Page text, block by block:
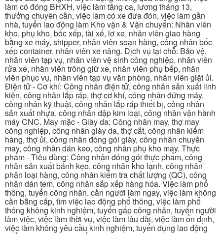
làm có đóng BHXH, việc làm tăng ca, lương tháng 13,
thưởng chuyên cần, việc làm có xe đưa đón, việc làm gần
nhà, tuyển lao động làm Kho vận & Vận chuyển: Nhân viên
kho, phụ kho, bốc xếp, tài xế, lơ xe, nhân viên giao hàng
bằng xe máy, shipper, nhân viên soạn hàng, công nhân bốc
xếp container, nhân viên xe nâng. Dịch vụ tại chỗ: Bảo vệ,
nhân viên tạp vụ, nhân viên vệ sinh công nghiệp, nhân viên
rửa xe, nhân viên trông giữ xe, nhân viên phụ bếp, nhân
viên phục vụ, nhân viên tạp vụ văn phòng, nhân viên giặt ủi.
Điện tử - Cơ khí: Công nhân điện tử, công nhân sản xuất linh
kiện, công nhân lắp ráp, thợ cơ khí, công nhân đứng máy,
công nhân kỹ thuật, công nhân lắp ráp thiết bị, công nhân
sản xuất nhựa, công nhân dập kim loại, công nhân vận hành
máy CNC. May mặc - Giày da: Công nhân may, thợ may
công nghiệp, công nhân giày da, thợ cắt, công nhân kiểm
hàng, thợ ủi, công nhân đóng gói giày, công nhân chuyền
may, công nhân dán keo, công nhân phụ kho may. Thực
phẩm - Tiêu dùng: Công nhân đóng gói thực phẩm, công
nhân sản xuất bánh kẹo, công nhân kho lạnh, công nhân
phân loại hàng, công nhân kiểm tra chất lượng (QC), công
nhân dán tem, công nhân sắp xếp hàng hóa. Việc làm phổ
thông, tuyển công nhân, cần người làm ngay, việc làm không
cần bằng cấp, tìm việc lao động phổ thông, việc làm phổ
thông không kinh nghiệm, tuyển gấp công nhân, tuyển người
làm việc, việc làm thời vụ, việc làm lâu dài, việc làm ổn định,
việc làm không yêu cầu kinh nghiệm, tuyển dụng lao động